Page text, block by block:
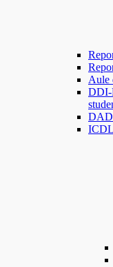
Aule
DDI-
DAD
ICDL